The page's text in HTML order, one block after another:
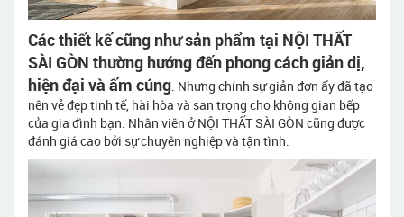
Các thiết kế cũng như sản phẩm tại NỘI THẤT
SÀI GÒN thường hướng đến phong cách giản dị,
hiện đại và ấm cúng. Nhưng chính sự giản đơn ấy đã tạo
nên vẻ đẹp tinh tế, hài hòa và san trọng cho không gian bếp
của gia đình bạn. Nhân viên ở NỘI THẤT SÀI GÒN cũng được
đánh giá cao bởi sự chuyên nghiệp và tận tình.